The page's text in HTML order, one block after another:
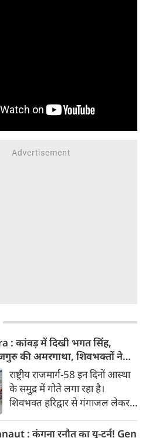
: कांवड़ में दिखी भगत सिंह,
की अमरगाथा, शिवभक्तों ने
श्रद्धांजलि
राष्ट्रीय राजमार्ग-58 इन दिनों आस्था
के समुद्र में गोते लगा रहा है।
शिवभक्त हरिद्वार से गंगाजल लेकर
है। लाखों शिवभक्तों के बीच रंग-
: कंगना रनौत का यू-टर्न! Gen